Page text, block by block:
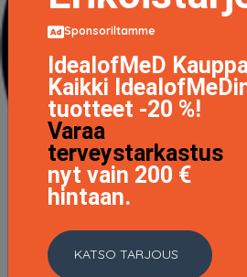
Sponsoriltamme
IdealofMeD Kauppa
Kaikki
tuotteet -20 %!
Varaa
terveystarkastus
nyt vain 200 €
hintaan.
KATSO TARJOUS